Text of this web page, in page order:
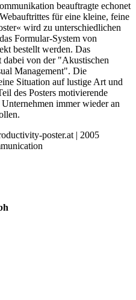
beauftragte echonet
für eine kleine, feine
wird zu unterschiedlichen
Formular-System von
bestellt werden. Das
dabei von der "Akustischen
Management". Die
Situation auf lustige Art und
des Posters motivierende
immer wieder an